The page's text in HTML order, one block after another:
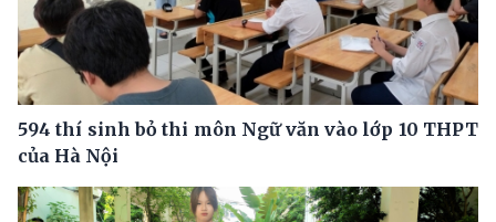
594 thí sinh bỏ thi môn Ngữ văn vào lớp 10 THPT
của Hà Nội